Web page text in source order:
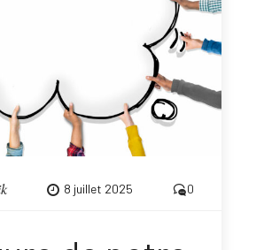
8 juillet 2025 0